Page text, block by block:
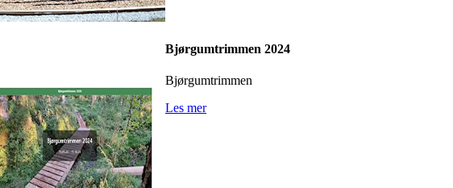
Bjørgumtrimmen 2024
Bjørgumtrimmen
Les mer